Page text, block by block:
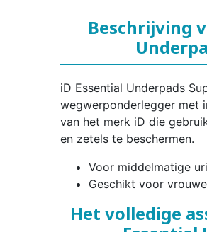
Beschrijving
iD Essential Underpads
wegwerponderlegger met
van het merk iD die
en zetels te beschermen.
Voor middelmatige
Geschikt voor
Het volledige